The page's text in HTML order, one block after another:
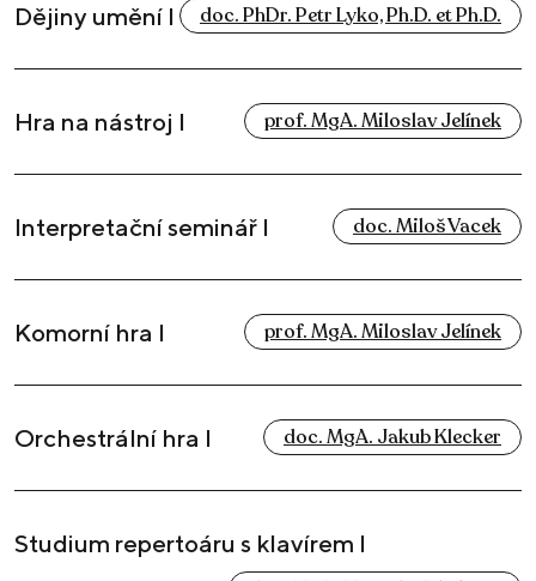
Dějiny umění I doc. PhDr. Petr Lyko, Ph.D. et Ph.D.
Hra na nástroj I prof. MgA. Miloslav Jelínek
Interpretační seminář I doc. Miloš Vacek
Komorní hra I prof. MgA. Miloslav Jelínek
Orchestrální hra I doc. MgA. Jakub Klecker
Studium repertoáru s klavírem I